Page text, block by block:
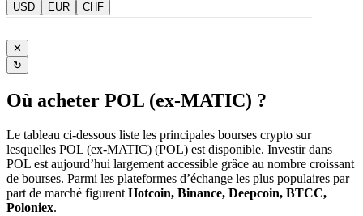
USD
EUR CHF
✕
↻
Où acheter POL (ex-MATIC) ?
Le tableau ci-dessous liste les principales bourses crypto sur
lesquelles POL (ex-MATIC) (POL) est disponible. Investir dans
POL est aujourd’hui largement accessible grâce au nombre croissant
de bourses. Parmi les plateformes d’échange les plus populaires par
part de marché figurent Hotcoin, Binance, Deepcoin, BTCC,
Poloniex.